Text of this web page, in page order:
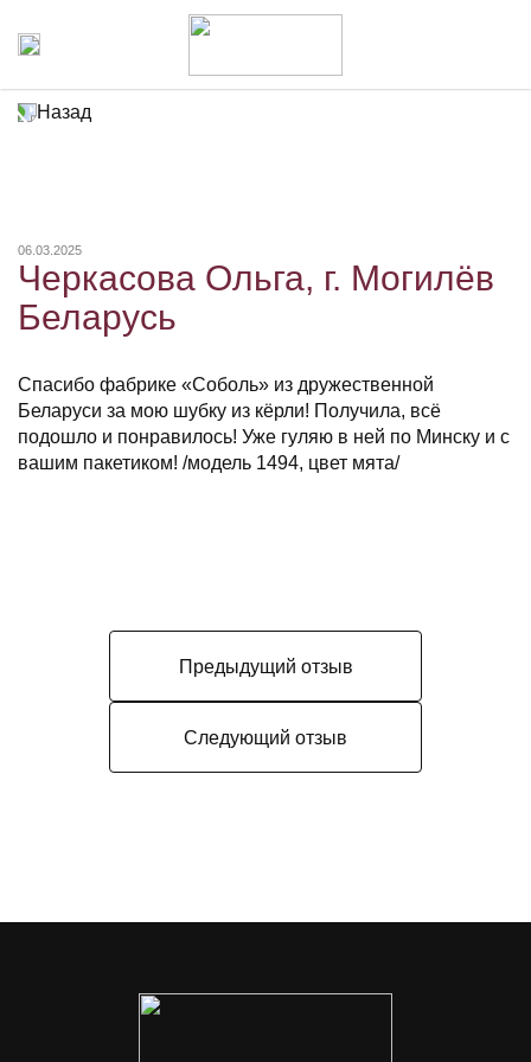
Назад
06.03.2025
Черкасова Ольга, г. Могилёв
Беларусь
Спасибо фабрике «Соболь» из дружественной
Беларуси за мою шубку из кёрли! Получила, всё
подошло и понравилось! Уже гуляю в ней по Минску и с
вашим пакетиком! /модель 1494, цвет мята/
Предыдущий отзыв
Следующий отзыв